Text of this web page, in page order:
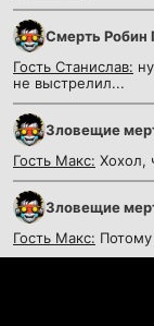
Смерть Робин
Гость Станислав:
не выстрелил...
Зловещие
Гость Макс: Хохол,
Зловещие
Гость Макс: